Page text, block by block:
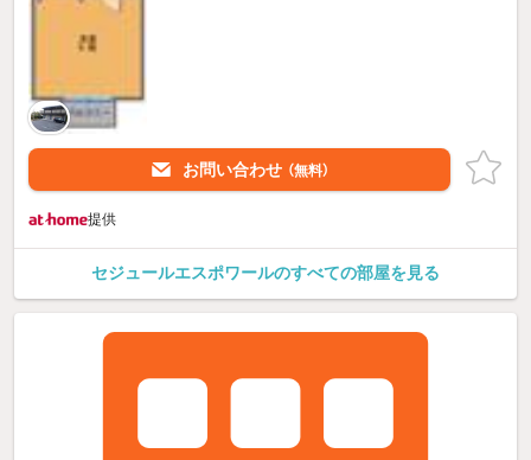
お問い合わせ （無料）
提供
セジュールエスポワールのすべての部屋を見る